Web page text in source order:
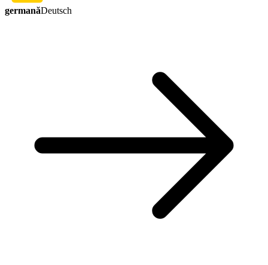
germanăDeutsch